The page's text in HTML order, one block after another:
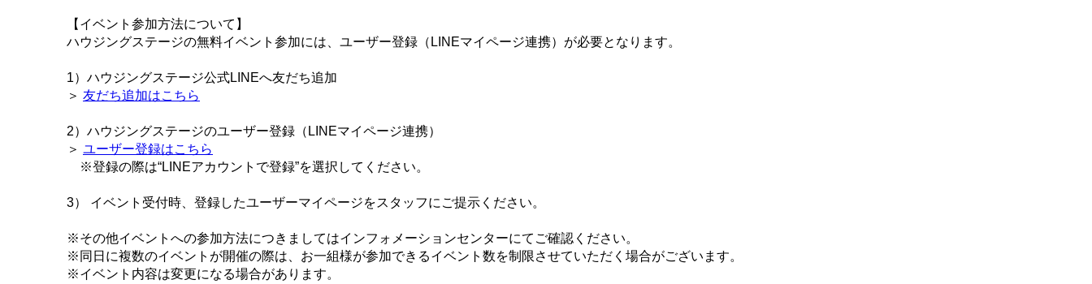
【イベント参加方法について】
ハウジングステージの無料イベント参加には、ユーザー登録（LINEマイページ連携）が必要となります。
1）ハウジングステージ公式LINEへ友だち追加
＞ 友だち追加はこちら
2）ハウジングステージのユーザー登録（LINEマイページ連携）
＞ ユーザー登録はこちら
※登録の際は“LINEアカウントで登録”を選択してください。
3） イベント受付時、登録したユーザーマイページをスタッフにご提示ください。
※その他イベントへの参加方法につきましてはインフォメーションセンターにてご確認ください。
※同日に複数のイベントが開催の際は、お一組様が参加できるイベント数を制限させていただく場合がございます。
※イベント内容は変更になる場合があります。